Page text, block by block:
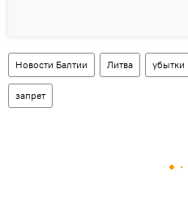
Новости Балтии Литва убытки
запрет